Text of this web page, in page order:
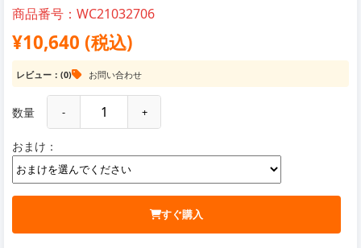
商品番号：WC21032706
¥10,640 (税込)
レビュー：(0) お問い合わせ
数量 - +
おまけ：
すぐ購入